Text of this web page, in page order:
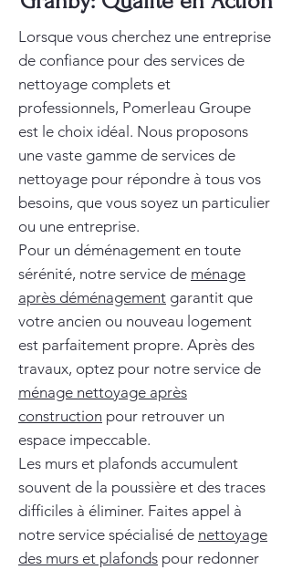
Lorsque vous cherchez une entreprise
de confiance pour des services de
nettoyage complets et
professionnels, Pomerleau Groupe
est le choix idéal. Nous proposons
une vaste gamme de services de
nettoyage pour répondre à tous vos
besoins, que vous soyez un particulier
ou une entreprise.
Pour un déménagement en toute
sérénité, notre service de ménage
après déménagement garantit que
votre ancien ou nouveau logement
est parfaitement propre. Après des
travaux, optez pour notre service de
ménage nettoyage après
construction pour retrouver un
espace impeccable.
Les murs et plafonds accumulent
souvent de la poussière et des traces
difficiles à éliminer. Faites appel à
notre service spécialisé de nettoyage
des murs et plafonds pour redonner